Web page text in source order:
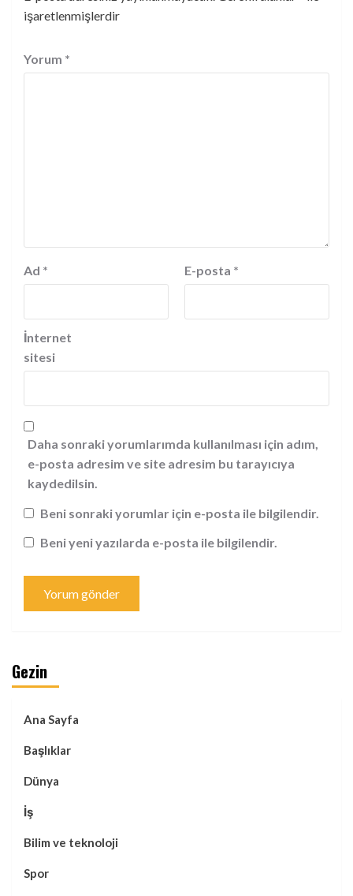
işaretlenmişlerdir
Yorum *
Ad * E-posta *
İnternet
sitesi
Daha sonraki yorumlarımda kullanılması için adım,
e-posta adresim ve site adresim bu tarayıcıya
kaydedilsin.
Beni sonraki yorumlar için e-posta ile bilgilendir.
Beni yeni yazılarda e-posta ile bilgilendir.
Gezin
Ana Sayfa
Başlıklar
Dünya
İş
Bilim ve teknoloji
Spor